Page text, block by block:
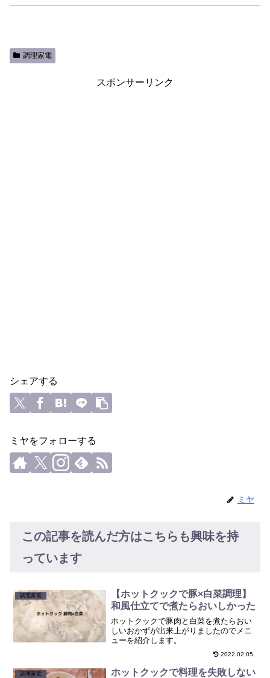
調理家電
スポンサーリンク
シェアする
ミヤをフォローする
ミヤ
この記事を読んだ方はこちらも興味を持
っています
調理家電
【ホットクックで豚×白菜調理】
和風仕立てで煮たらおいしかった
ホットクックで豚肉と白菜を煮たらおい
しいおかずが出来上がりましたのでメニ
ューを紹介します。
2022.02.05
調理家電
ホットクックで料理を失敗しない